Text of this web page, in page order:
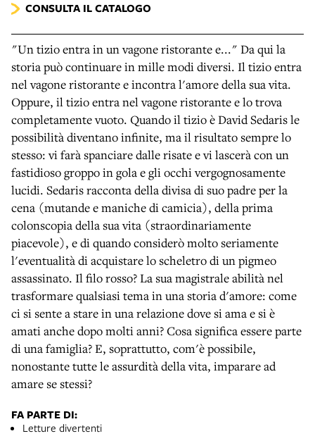
CONSULTA IL CATALOGO
"Un tizio entra in un vagone ristorante e..." Da qui la
storia può continuare in mille modi diversi. Il tizio entra
nel vagone ristorante e incontra l'amore della sua vita.
Oppure, il tizio entra nel vagone ristorante e lo trova
completamente vuoto. Quando il tizio è David Sedaris le
possibilità diventano infinite, ma il risultato sempre lo
stesso: vi farà spanciare dalle risate e vi lascerà con un
fastidioso groppo in gola e gli occhi vergognosamente
lucidi. Sedaris racconta della divisa di suo padre per la
cena (mutande e maniche di camicia), della prima
colonscopia della sua vita (straordinariamente
piacevole), e di quando considerò molto seriamente
l'eventualità di acquistare lo scheletro di un pigmeo
assassinato. Il filo rosso? La sua magistrale abilità nel
trasformare qualsiasi tema in una storia d'amore: come
ci si sente a stare in una relazione dove si ama e si è
amati anche dopo molti anni? Cosa significa essere parte
di una famiglia? E, soprattutto, com'è possibile,
nonostante tutte le assurdità della vita, imparare ad
amare se stessi?
FA PARTE DI:
Letture divertenti